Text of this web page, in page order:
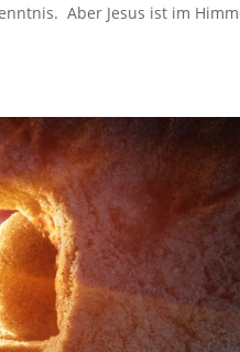
Aber Jesus ist im